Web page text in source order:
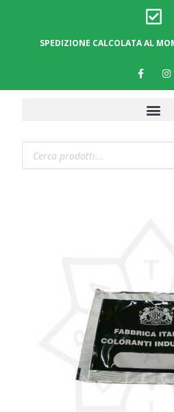
SPEDIZIONE CALCOLATA AL